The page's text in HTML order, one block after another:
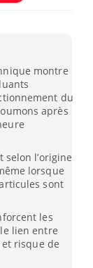
montre
du
après
selon l’origine
lorsque
sont
les
lien entre
risque de